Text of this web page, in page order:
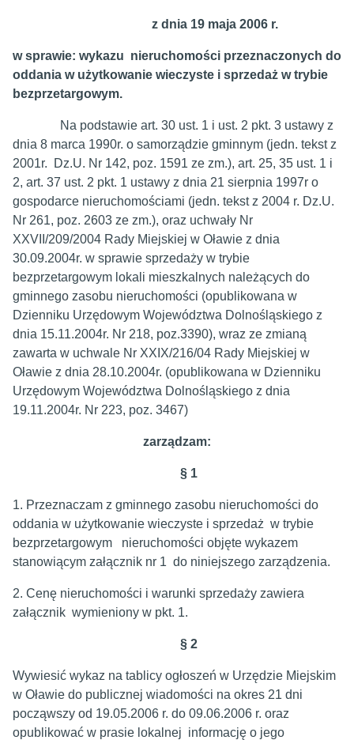
z dnia 19 maja 2006 r.
w sprawie: wykazu nieruchomości przeznaczonych do
oddania w użytkowanie wieczyste i sprzedaż w trybie
bezprzetargowym.
Na podstawie art. 30 ust. 1 i ust. 2 pkt. 3 ustawy z
dnia 8 marca 1990r. o samorządzie gminnym (jedn. tekst z
2001r. Dz.U. Nr 142, poz. 1591 ze zm.), art. 25, 35 ust. 1 i
2, art. 37 ust. 2 pkt. 1 ustawy z dnia 21 sierpnia 1997r o
gospodarce nieruchomościami (jedn. tekst z 2004 r. Dz.U.
Nr 261, poz. 2603 ze zm.), oraz uchwały Nr
XXVII/209/2004 Rady Miejskiej w Oławie z dnia
30.09.2004r. w sprawie sprzedaży w trybie
bezprzetargowym lokali mieszkalnych należących do
gminnego zasobu nieruchomości (opublikowana w
Dzienniku Urzędowym Województwa Dolnośląskiego z
dnia 15.11.2004r. Nr 218, poz.3390), wraz ze zmianą
zawarta w uchwale Nr XXIX/216/04 Rady Miejskiej w
Oławie z dnia 28.10.2004r. (opublikowana w Dzienniku
Urzędowym Województwa Dolnośląskiego z dnia
19.11.2004r. Nr 223, poz. 3467)
zarządzam:
§ 1
1. Przeznaczam z gminnego zasobu nieruchomości do
oddania w użytkowanie wieczyste i sprzedaż w trybie
bezprzetargowym nieruchomości objęte wykazem
stanowiącym załącznik nr 1 do niniejszego zarządzenia.
2. Cenę nieruchomości i warunki sprzedaży zawiera
załącznik wymieniony w pkt. 1.
§ 2
Wywiesić wykaz na tablicy ogłoszeń w Urzędzie Miejskim
w Oławie do publicznej wiadomości na okres 21 dni
począwszy od 19.05.2006 r. do 09.06.2006 r. oraz
opublikować w prasie lokalnej informację o jego